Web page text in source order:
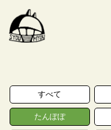
保育のこと
すべて
たんぽぽ